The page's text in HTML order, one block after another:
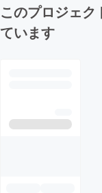
このプロジェク
ています